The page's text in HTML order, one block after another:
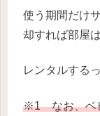
使う期間だけ
却すれば部屋
レンタルする
※1 なお、ベ